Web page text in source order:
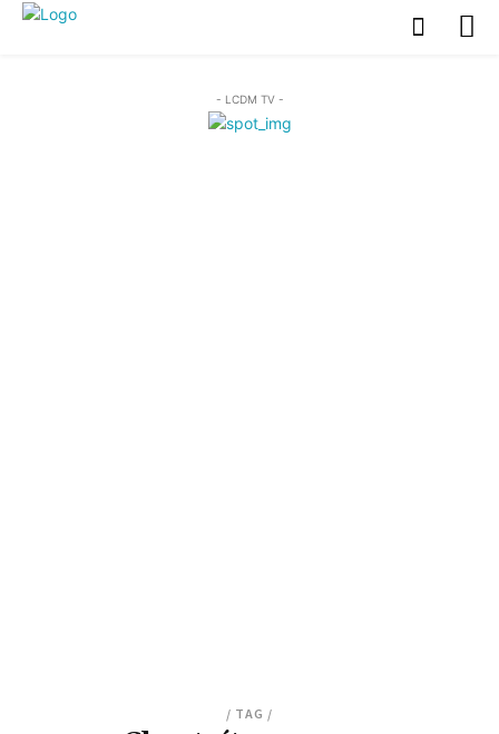
- LCDM TV -
/ TAG /